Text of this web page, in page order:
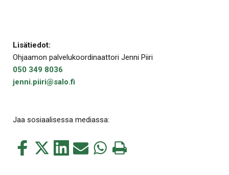
Lisätiedot:
Ohjaamon palvelukoordinaattori Jenni Piiri
050 349 8036
jenni.piiri@salo.fi
Jaa sosiaalisessa mediassa:
Jaa
Jaa
Jaa Jaa Jaa Tulosta